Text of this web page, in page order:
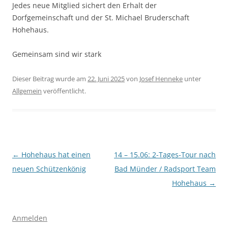
Jedes neue Mitglied sichert den Erhalt der
Dorfgemeinschaft und der St. Michael Bruderschaft
Hohehaus.
Gemeinsam sind wir stark
Dieser Beitrag wurde am 22. Juni 2025von Josef Henneke unter
Allgemein veröffentlicht.
Beitragsnavigation
← Hohehaus hat einen
neuen Schützenkönig
14 – 15.06: 2-Tages-Tour nach
Bad Münder / Radsport Team
Hohehaus →
Anmelden